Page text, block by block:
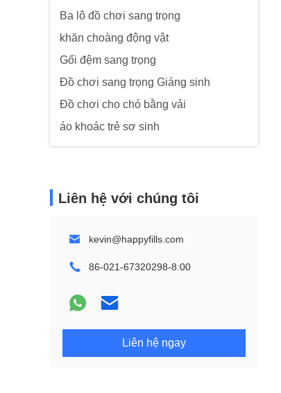
Ba lô đồ chơi sang trọng
khăn choàng động vật
Gối đệm sang trọng
Đồ chơi sang trọng Giáng sinh
Đồ chơi cho chó bằng vải
áo khoác trẻ sơ sinh
Liên hệ với chúng tôi
kevin@happyfills.com
86-021-67320298-8:00
Liên hệ ngay